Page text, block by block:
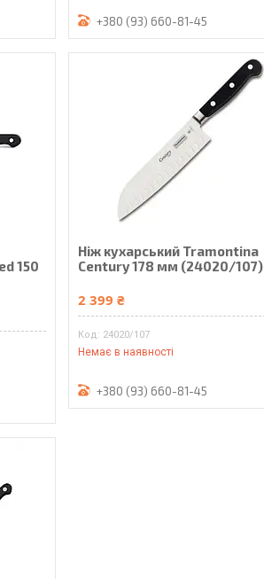
+380 (93) 660-81-45
150
Ніж кухарський Tramontina
Century 178 мм (24020/107)
2 399 ₴
24020/107
Немає в наявності
+380 (93) 660-81-45